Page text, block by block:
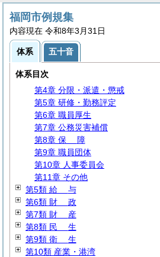
福岡市例規集
内容現在 令和8年3月31日
体系 五十音
体系目次
第1類通則
第2類 議会・選挙・監査
第3類 行政一般
第4類人事
第1章定
第2章任用
第3章
第4章 分限・派遣・懲戒
第5章 研修・勤務評定
第6章 職員厚生
第7章 公務災害補償
第8章 保 障
第9章 職員団体
第10章 人事委員会
第11章 その他
第5類 給 与
第6類 財 政
第7類 財 産
第8類 民 生
第9類 衛 生
第10類 産業・港湾